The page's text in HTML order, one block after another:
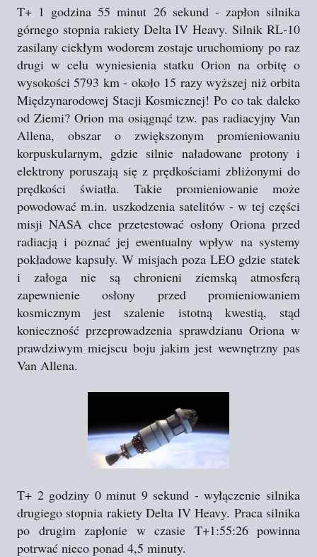
T+ 1 godzina 55 minut 26 sekund - zapłon silnika
górnego stopnia rakiety Delta IV Heavy. Silnik RL-10
zasilany ciekłym wodorem zostaje uruchomiony po raz
drugi w celu wyniesienia statku Orion na orbitę o
wysokości 5793 km - około 15 razy wyższej niż orbita
Międzynarodowej Stacji Kosmicznej! Po co tak daleko
od Ziemi? Orion ma osiągnąć tzw. pas radiacyjny Van
Allena, obszar o zwiększonym promieniowaniu
korpuskularnym, gdzie silnie naładowane protony i
elektrony poruszają się z prędkościami zbliżonymi do
prędkości światła. Takie promieniowanie może
powodować m.in. uszkodzenia satelitów - w tej części
misji NASA chce przetestować osłony Oriona przed
radiacją i poznać jej ewentualny wpływ na systemy
pokładowe kapsuły. W misjach poza LEO gdzie statek
i załoga nie są chronieni ziemską atmosferą
zapewnienie osłony przed promieniowaniem
kosmicznym jest szalenie istotną kwestią, stąd
konieczność przeprowadzenia sprawdzianu Oriona w
prawdziwym miejscu boju jakim jest wewnętrzny pas
Van Allena.
T+ 2 godziny 0 minut 9 sekund - wyłączenie silnika
drugiego stopnia rakiety Delta IV Heavy. Praca silnika
po drugim zapłonie w czasie T+1:55:26 powinna
potrwać nieco ponad 4,5 minuty.